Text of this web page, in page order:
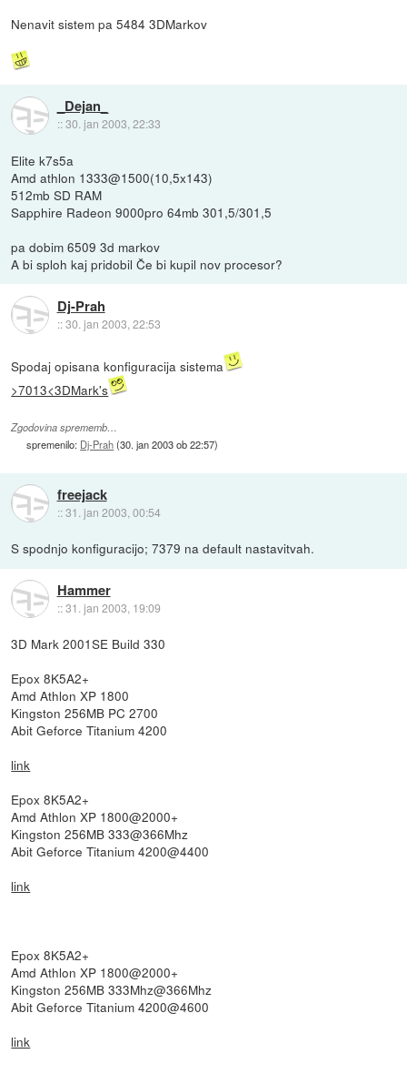
Nenavit sistem pa 5484 3DMarkov
_Dejan_
::30. jan 2003, 22:33
Elite k7s5a
Amd athlon 1333@1500(10,5x143)
512mb SD RAM
Sapphire Radeon 9000pro 64mb 301,5/301,5
pa dobim 6509 3d markov
A bi sploh kaj pridobil Če bi kupil nov procesor?
Dj-Prah
::30. jan 2003, 22:53
Spodaj opisana konfiguracija sistema
>7013<3DMark's
Zgodovina sprememb…
spremenilo: Dj-Prah(30. jan 2003 ob 22:57)
freejack
::31. jan 2003, 00:54
S spodnjo konfiguracijo; 7379 na default nastavitvah.
Hammer
::31. jan 2003, 19:09
3D Mark 2001SE Build 330
Epox 8K5A2+
Amd Athlon XP 1800
Kingston 256MB PC 2700
Abit Geforce Titanium 4200
link
Epox 8K5A2+
Amd Athlon XP 1800@2000+
Kingston 256MB 333@366Mhz
Abit Geforce Titanium 4200@4400
link
Epox 8K5A2+
Amd Athlon XP 1800@2000+
Kingston 256MB 333Mhz@366Mhz
Abit Geforce Titanium 4200@4600
link